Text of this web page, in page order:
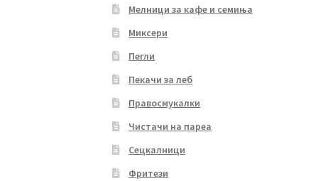
Мелници за кафе и семиња
Миксери
Пегли
Пекачи за леб
Правосмукалки
Чистачи на пареа
Сецкалници
Фритези